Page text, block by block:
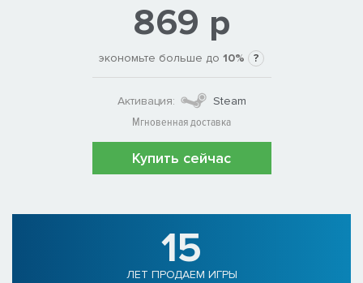
869 р
экономьте больше до 10% ?
Активация:
Steam
Мгновенная доставка
Купить сейчас
15
ЛЕТ ПРОДАЕМ ИГРЫ